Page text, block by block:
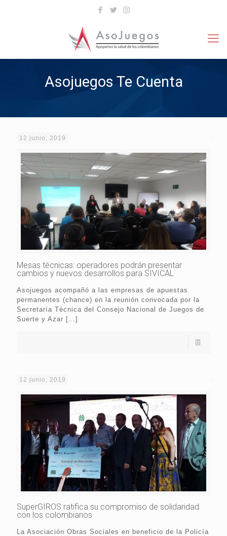
Asojuegos Te Cuenta
12 junio, 2019
Mesas técnicas: operadores podrán presentar
cambios y nuevos desarrollos para SIVICAL
Asojuegos acompañó a las empresas de apuestas
permanentes (chance) en la reunión convocada por la
Secretaría Técnica del Consejo Nacional de Juegos de
Suerte y Azar […]
12 junio, 2019
SuperGIROS ratifica su compromiso de solidaridad
con los colombianos
La Asociación Obras Sociales en beneficio de la Policía